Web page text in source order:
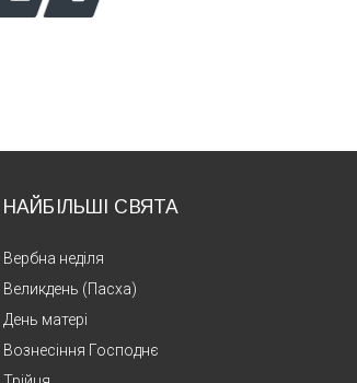
НАЙБІЛЬШІ СВЯТА
Вербна неділя
Великдень (Пасха)
День матері
Вознесіння Господнє